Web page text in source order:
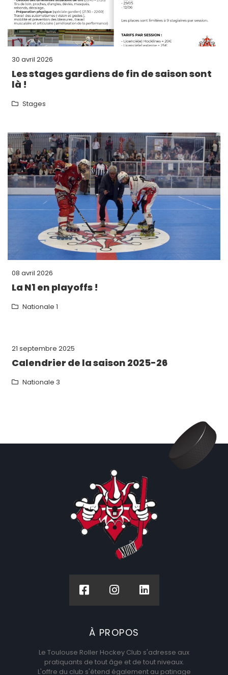
30 avril 2026
Les stages gardiens de fin de saison sont
là !
Stages
08 avril 2026
La N1 en playoffs !
Nationale 1
21 septembre 2025
Calendrier de la saison 2025-26
Nationale 3
À PROPOS
Le Toulouse Roller Hockey Club s'adresse aux
pratiquants de tout âge et de tout niveaux.
L'offre du club s'étend également au patinage